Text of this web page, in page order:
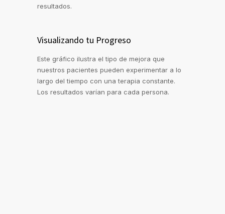
resultados.
Visualizando tu Progreso
Este gráfico ilustra el tipo de mejora que
nuestros pacientes pueden experimentar a lo
largo del tiempo con una terapia constante.
Los resultados varían para cada persona.